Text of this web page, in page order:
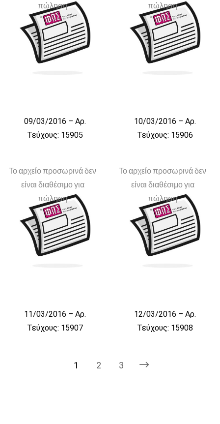
πώληση
09/03/2016 – Αρ.
Τεύχους: 15905
πώληση
10/03/2016 – Αρ.
Τεύχους: 15906
Το αρχείο προσωρινά δεν
είναι διαθέσιμο για
πώληση
11/03/2016 – Αρ.
Τεύχους: 15907
Το αρχείο προσωρινά δεν
είναι διαθέσιμο για
πώληση
12/03/2016 – Αρ.
Τεύχους: 15908
1 2 3